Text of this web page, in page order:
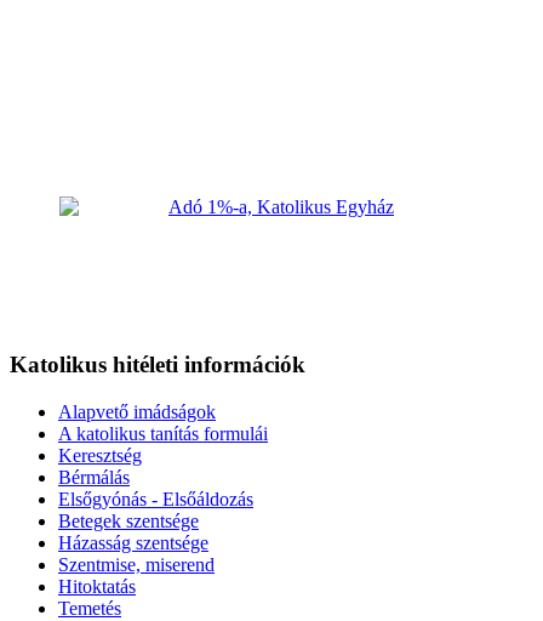
Katolikus hitéleti információk
Alapvető imádságok
A katolikus tanítás formulái
Keresztség
Bérmálás
Elsőgyónás - Elsőáldozás
Betegek szentsége
Házasság szentsége
Szentmise, miserend
Hitoktatás
Temetés